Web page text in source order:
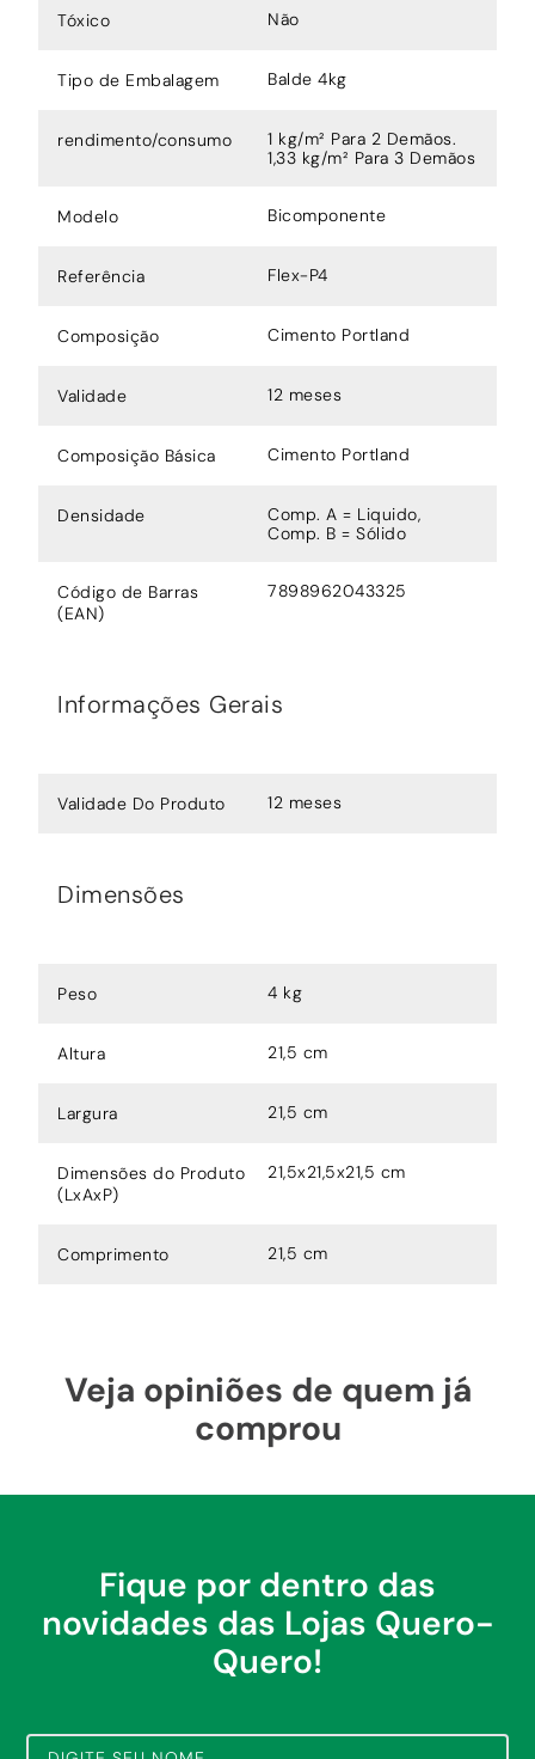
Tóxico Não
Tipo de Embalagem Balde 4kg
rendimento/consumo
1 kg/m² Para 2 Demãos.
1,33 kg/m² Para 3 Demãos
Modelo Bicomponente
Referência Flex-P4
Composição Cimento Portland
Validade 12 meses
Composição Básica Cimento Portland
Densidade
Comp. A = Liquido,
Comp. B = Sólido
Código de Barras
(EAN)
7898962043325
Informações Gerais
Validade Do Produto 12 meses
Dimensões
Peso 4 kg
Altura 21,5 cm
Largura 21,5 cm
Dimensões do Produto
(LxAxP)
21,5x21,5x21,5 cm
Comprimento 21,5 cm
Veja opiniões de quem já
comprou
Fique por dentro das
novidades das Lojas Quero-
Quero!